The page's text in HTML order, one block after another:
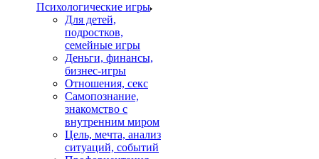
Психологические игры
Для детей,
подростков,
семейные игры
Деньги, финансы,
бизнес-игры
Отношения, секс
Самопознание,
знакомство с
внутренним миром
Цель, мечта, анализ
ситуаций, событий